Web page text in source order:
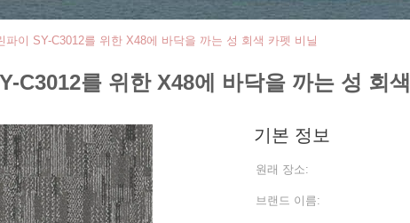
이 SY-C3012를 위한 X48에 바닥을 까는 성 회색 카펫 비닐
C3012를 위한 X48에 바닥을 까는 성 회
기본 정보
원래 장소:
브랜드 이름: